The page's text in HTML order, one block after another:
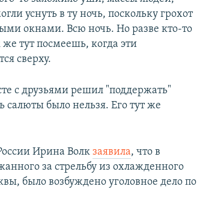
уснуть в ту ночь, поскольку грохот
окнами. Всю ночь. Но разве кто-то
тут посмеешь, когда эти
сверху.
с друзьями решил "поддержать"
салюты было нельзя. Его тут же
Ирина Волкзаявила, что в
за стрельбу из охлажденного
было возбуждено уголовное дело по